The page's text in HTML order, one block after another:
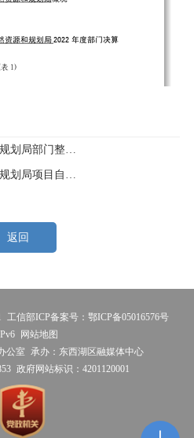
附件1：东西湖区自然资源和规划局部门整体绩效.rar
附件2：东西湖区自然资源和规划局项目自评（13个）.rar
返回
工信部ICP备案号：鄂ICP备05016576号
网站地图
公室
承办：东西湖区融媒体中心
政府网站标识：4201120001